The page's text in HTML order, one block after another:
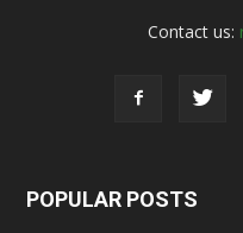
Contact us:
POPULAR POSTS